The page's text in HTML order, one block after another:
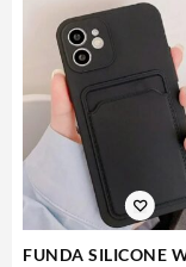
FUNDA SILICONE